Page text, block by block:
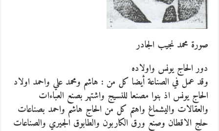
صورة محمد نجيب الجادر
دور الحاج يونس واولاده
وقد عمل في الصناعة أيضا كل من : هاشم ومحمد علي واحمد اولاد
الحاج يونس اذ بنوا مصنعا للنسيج واشتهر بصنع العباءات
والعقالات واليشماغ واهتم كل من الحاج هاشم واحمد بصناعات
حلج الاقطان وصنع ورق الكاربون والطابوق الجيري والصناعات